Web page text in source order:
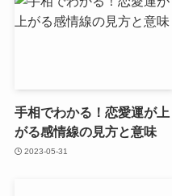
手相でわかる！恋愛運が上
がる感情線の見方と意味
2023-05-31